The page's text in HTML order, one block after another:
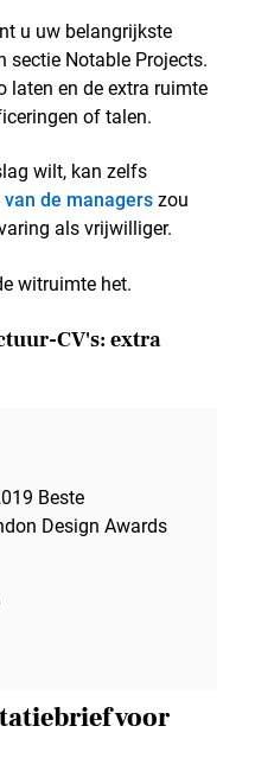
u uw belangrijkste
sectie Notable Projects.
laten en de extra ruimte
of talen.
wilt, kan zelfs
van de managerszou
als vrijwilliger.
witruimte het.
CV's: extra
Beste
Design Awards
voor